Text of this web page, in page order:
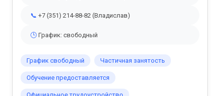
📞 +7 (351) 214-88-82 (Владислав)
🕒 График: свободный
График свободный Частичная занятость
Обучение предоставляется